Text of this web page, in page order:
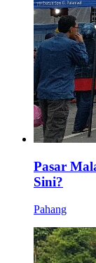
Pasar
Sini?
Pahang